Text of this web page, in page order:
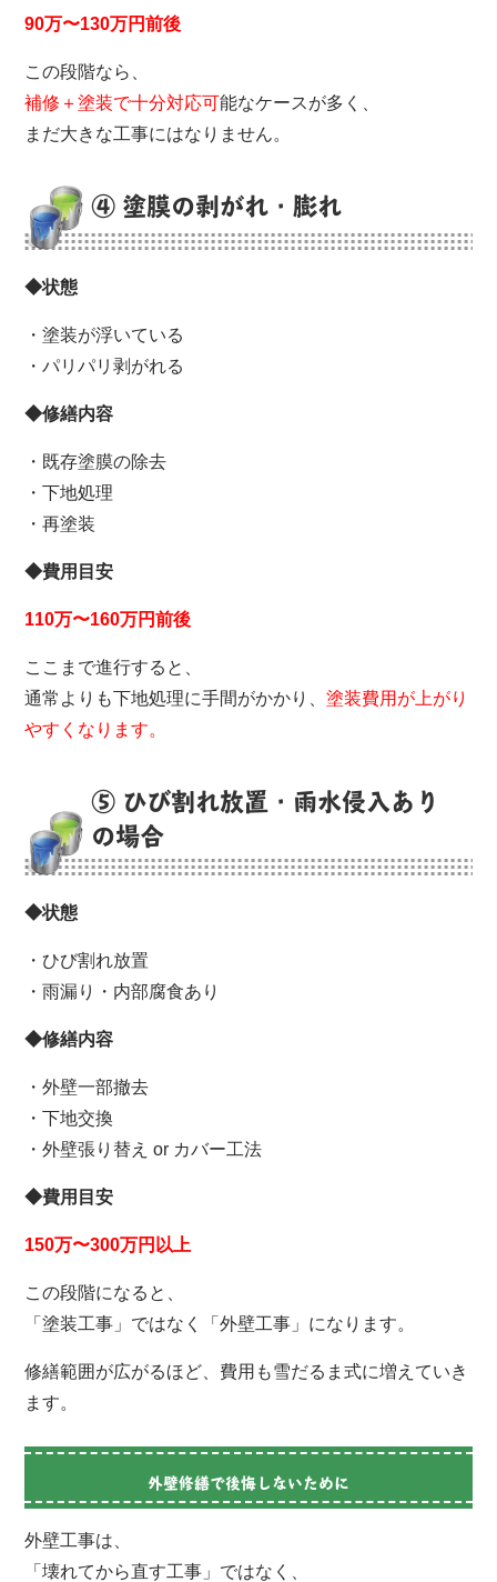
90万〜130万円前後
この段階なら、
補修＋塗装で十分対応可能なケースが多く、
まだ大きな工事にはなりません。
④ 塗膜の剥がれ・膨れ
◆状態
・塗装が浮いている
・パリパリ剥がれる
◆修繕内容
・既存塗膜の除去
・下地処理
・再塗装
◆費用目安
110万〜160万円前後
ここまで進行すると、
通常よりも下地処理に手間がかかり、塗装費用が上がり
やすくなります。
⑤ ひび割れ放置・雨水侵入あり
の場合
◆状態
・ひび割れ放置
・雨漏り・内部腐食あり
◆修繕内容
・外壁一部撤去
・下地交換
・外壁張り替え or カバー工法
◆費用目安
150万〜300万円以上
この段階になると、
「塗装工事」ではなく「外壁工事」になります。
修繕範囲が広がるほど、費用も雪だるま式に増えていき
ます。
外壁修繕で後悔しないために
外壁工事は、
「壊れてから直す工事」ではなく、